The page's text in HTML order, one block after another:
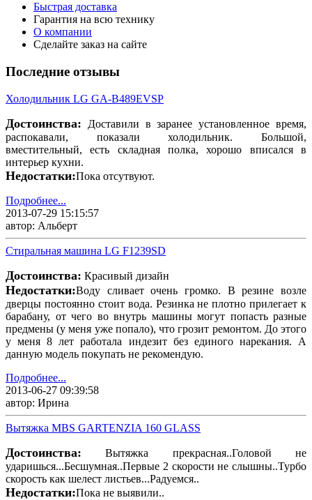
Быстрая доставка
Гарантия на всю технику
О компании
Сделайте заказ на сайте
Последние отзывы
Холодильник LG GA-B489EVSP
Достоинства: Доставили в заранее установленное время,
распокавали, показали холодильник. Большой,
вместительный, есть складная полка, хорошо вписался в
интерьер кухни.
Недостатки:Пока отсутвуют.
Подробнее...
2013-07-29 15:15:57
автор: Альберт
Стиральная машина LG F1239SD
Достоинства: Красивый дизайн
Недостатки:Воду сливает очень громко. В резине возле
дверцы постоянно стоит вода. Резинка не плотно прилегает к
барабану, от чего во внутрь машины могут попасть разные
предмены (у меня уже попало), что грозит ремонтом. До этого
у меня 8 лет работала индезит без единого нарекания. А
данную модель покупать не рекомендую.
Подробнее...
2013-06-27 09:39:58
автор: Ирина
Вытяжка MBS GARTENZIA 160 GLASS
Достоинства: Вытяжка прекрасная..Головой не
ударишься...Бесшумная..Первые 2 скорости не слышны..Турбо
скорость как шелест листьев...Радуемся..
Недостатки:Пока не выявили..